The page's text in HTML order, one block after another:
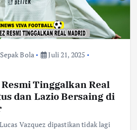
Sepak Bola
Juli 21, 2025
Tinggalkan Real
dan Lazio Bersaing di
Vazquez dipastikan tidak lagi